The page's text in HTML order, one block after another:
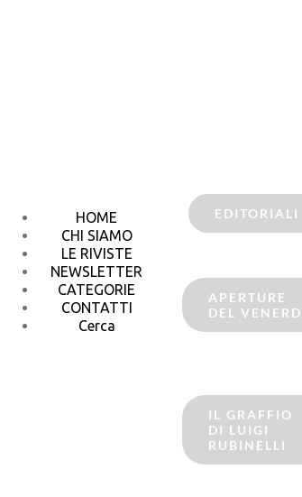
HOME
CHI SIAMO
LE RIVISTE
NEWSLETTER
CATEGORIE
CONTATTI
Cerca
EDITORIALI
APERTURE
DEL
IL GRAFFIO
DI LUIGI
RUBINELLI